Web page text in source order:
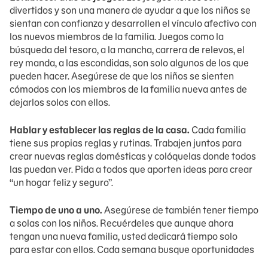
divertidos y son una manera de ayudar a que los niños se
sientan con confianza y desarrollen el vínculo afectivo con
los nuevos miembros de la familia. Juegos como la
búsqueda del tesoro, a la mancha, carrera de relevos, el
rey manda, a las escondidas, son solo algunos de los que
pueden hacer. Asegúrese de que los niños se sienten
cómodos con los miembros de la familia nueva antes de
dejarlos solos con ellos.
Hablar y establecer las reglas de la casa. Cada familia
tiene sus propias reglas y rutinas. Trabajen juntos para
crear nuevas reglas domésticas y colóquelas donde todos
las puedan ver. Pida a todos que aporten ideas para crear
“un hogar feliz y seguro”.
Tiempo de uno a uno. Asegúrese de también tener tiempo
a solas con los niños. Recuérdeles que aunque ahora
tengan una nueva familia, usted dedicará tiempo solo
para estar con ellos. Cada semana busque oportunidades